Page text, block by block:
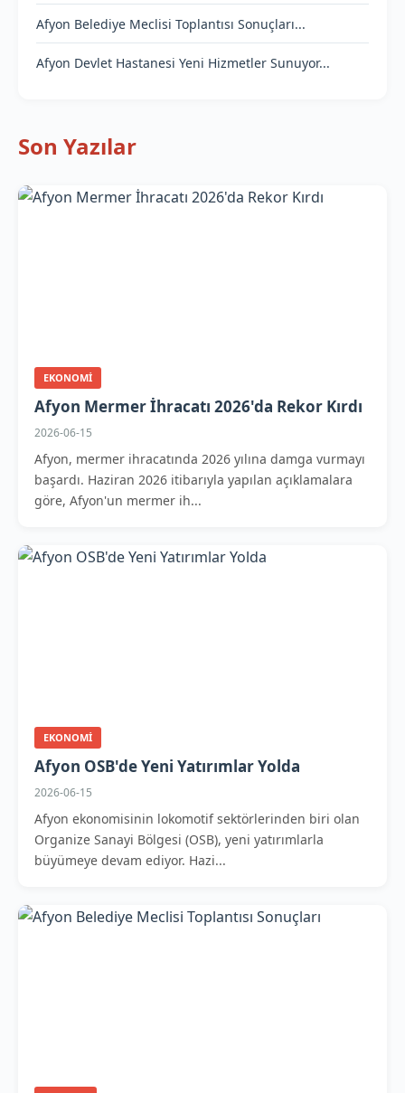
Afyon Belediye Meclisi Toplantısı Sonuçları...
Afyon Devlet Hastanesi Yeni Hizmetler Sunuyor...
Son Yazılar
EKONOMI
Afyon Mermer İhracatı 2026'da Rekor Kırdı
2026-06-15
Afyon, mermer ihracatında 2026 yılına damga vurmayı
başardı. Haziran 2026 itibarıyla yapılan açıklamalara
göre, Afyon'un mermer ih...
EKONOMI
Afyon OSB'de Yeni Yatırımlar Yolda
2026-06-15
Afyon ekonomisinin lokomotif sektörlerinden biri olan
Organize Sanayi Bölgesi (OSB), yeni yatırımlarla
büyümeye devam ediyor. Hazi...